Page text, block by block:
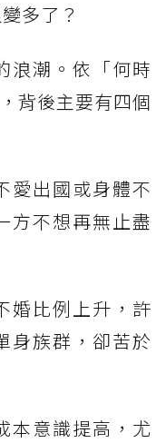
多了？
浪潮。依「何時
背後主要有四個
愛出國或身體不
方不想再無止盡
婚比例上升，許
身族群，卻苦於
本意識提高，尤